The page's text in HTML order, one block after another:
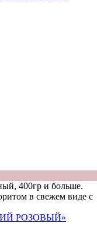
400гр и больше.
в свежем виде с
РОЗОВЫЙ»